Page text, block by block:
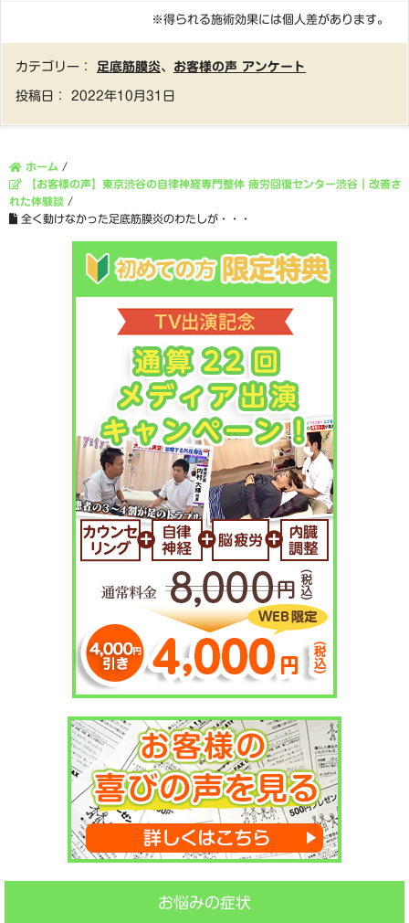
※得られる施術効果には個人差があります。
カテゴリー： 足底筋膜炎、 お客様の声 アンケート
投稿日： 2022年10月31日
ホーム /
【お客様の声】東京渋谷の自律神経専門整体 疲労回復センター渋谷｜改善さ
れた体験談 /
全く動けなかった足底筋膜炎のわたしが・・・
お悩みの症状